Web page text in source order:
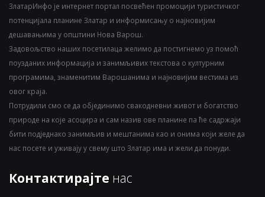
ЗлатарИнфо је интернет портал посвећен промоцији туристичког
потенцијала планине Златар и информисању о најновијим
дешавањима у општини Нова Варош.
Задовољство наших посетилаца желимо да постигнемо уз помоћ
поузданих информација и занимљивих текстова о културним
програмима, знаменитим Варошанима и најновијим вестима из
овог краја.
Потрудили смо се да објединимо свакодневни живот и богатство
природе на које асоцира и сам назив ове планине па ће садржаји
бити подједнако занимљив и мештанима као и онима који желе да
нас посете и уживају у свему што Златар има и жели да понуди.
Контактирајте нас